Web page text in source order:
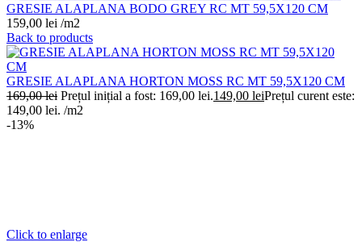
GRESIE ALAPLANA BODO GREY RC MT 59,5X120 CM
159,00 lei /m2
Back to products
GRESIE ALAPLANA HORTON MOSS RC MT 59,5X120 CM
169,00lei Prețul inițial a fost: 169,00 lei.149,00 leiPrețul curent este:
149,00 lei. /m2
-13%
Click to enlarge